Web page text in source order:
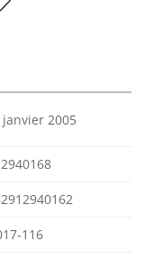
janvier 2005
116